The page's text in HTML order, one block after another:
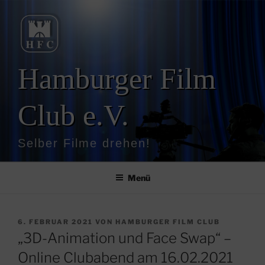
Inhalt
springen
Hamburger Film
Club e.V.
Selber Filme drehen!
Menü
VERÖFFENTLICHT
AM
6. FEBRUAR 2021 VON HAMBURGER FILM CLUB
„3D-Animation und Face Swap“ –
Online Clubabend am 16.02.2021